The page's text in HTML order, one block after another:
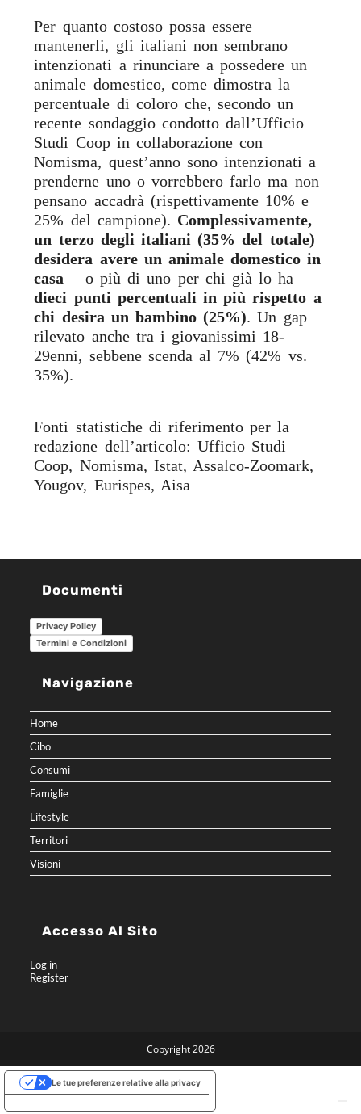
Per quanto costoso possa essere
mantenerli, gli italiani non sembrano
intenzionati a rinunciare a possedere un
animale domestico, come dimostra la
percentuale di coloro che, secondo un
recente sondaggio condotto dall’Ufficio
Studi Coop in collaborazione con
Nomisma, quest’anno sono intenzionati a
prenderne uno o vorrebbero farlo ma non
pensano accadrà (rispettivamente 10% e
25% del campione). Complessivamente,
un terzo degli italiani (35% del totale)
desidera avere un animale domestico in
casa – o più di uno per chi già lo ha –
dieci punti percentuali in più rispetto a
chi desira un bambino (25%). Un gap
rilevato anche tra i giovanissimi 18-
29enni, sebbene scenda al 7% (42% vs.
35%).
Fonti statistiche di riferimento per la
redazione dell’articolo: Ufficio Studi
Coop, Nomisma, Istat, Assalco-Zoomark,
Yougov, Eurispes, Aisa
Documenti
Privacy Policy
Termini e Condizioni
Navigazione
Home
Cibo
Consumi
Famiglie
Lifestyle
Territori
Visioni
Accesso Al Sito
Log in
Register
Copyright 2026
Le tue preferenze relative alla privacy